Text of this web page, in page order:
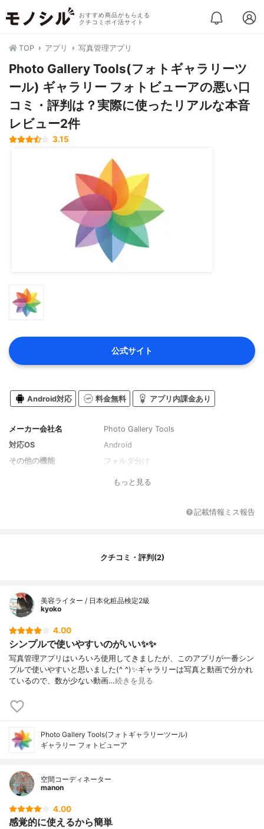
おすすめ商品がもらえる
クチコミポイ活サイト
TOP アプリ 写真管理アプリ
Photo Gallery Tools(フォトギャラリーツ
ール) ギャラリー フォトビューアの悪い口
コミ・評判は？実際に使ったリアルな本音
レビュー2件
3.15
公式サイト
Android対応 料金無料 アプリ内課金あり
メーカー会社名
Photo Gallery Tools
対応OS
Android
その他の機能
フォルダ分け
もっと見る
記載情報ミス報告
クチコミ・評判(2)
美容ライター / 日本化粧品検定2級
kyoko
4.00
シンプルで使いやすいのがいい✨✨
写真管理アプリはいろいろ使用してきましたが、このアプリが一番シン
プルで使いやすいと思いました(^ ^)✨ギャラリーは写真と動画で分かれ
ているので、数が少ない動画…続きを見る
Photo Gallery Tools(フォトギャラリーツール)
ギャラリー フォトビューア
空間コーディネーター
manon
4.00
感覚的に使えるから簡単